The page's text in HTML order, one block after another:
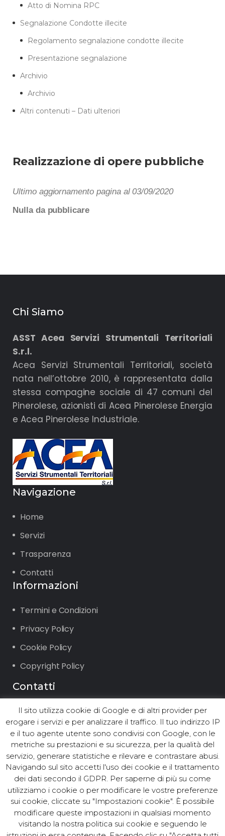
Atto di Nomina RPC
Segnalazione Condotte illecite
Regolamento segnalazione condotte illecite
Presentazione segnalazione
Archivio
Archivio
Altri contenuti – Dati ulteriori
Realizzazione di opere pubbliche
Ultimo aggiornamento pagina al 03/09/2020
Nulla da pubblicare
Chi Siamo
ASST Acea Servizi Strumentali Territoriali
S.r.l.
Acea Servizi Strumentali Territoriali, società
nata nell’ottobre 2010, è rappresentata dalla
stessa compagine sociale di 47 comuni del
Pinerolese, azionisti di Acea Pinerolese Energia
e Acea Pinerolese Industriale.
Navigazione
Home
Servizi
Trasparenza
Contatti
Informazioni
Termini e Condizioni
Privacy Policy
Cookie Policy
Copyright Policy
Contatti
Via Vigone 42 10064 Pinerolo (TO)
Tel. +39.0121.2361 ∙ Fax +39.0121.236294
Email: info@asst.it
PEC:asst@postacert.asst.it
© ASST Acea Servizi Strumentali
Territoriali S.r.l. - Tutti i diritti
riservati. Cod.Fisc. e P. IVA
Il sito utilizza cookie di Google e di altri provider per
erogare i servizi e per analizzare il traffico. Il tuo indirizzo IP
e il tuo agente utente sono condivisi con Google, con le
metriche su prestazioni e su sicurezza, per la qualità del
servizio, generare statistiche e rilevare e contrastare abusi.
Navigando sul sito accetti l'uso dei cookie e il trattamento
dei dati secondo il GDPR. Per saperne di più su come
utilizziamo i cookie o per modificare le vostre preferenze
sui cookie, cliccate su "Impostazioni cookie". È possibile
modificare queste impostazioni in qualsiasi momento
visitando la nostra politica sui cookie e seguendo le